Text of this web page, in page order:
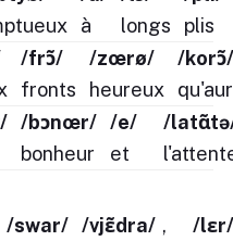
à
longs
plis
/frɔ̃/
fronts
/zœrø/
heureux
/korɔ̃/
/bɔnœr/
bonheur
/e/
et
/
/swar/ /vjɛ̃dra/ ,
/lɛr/